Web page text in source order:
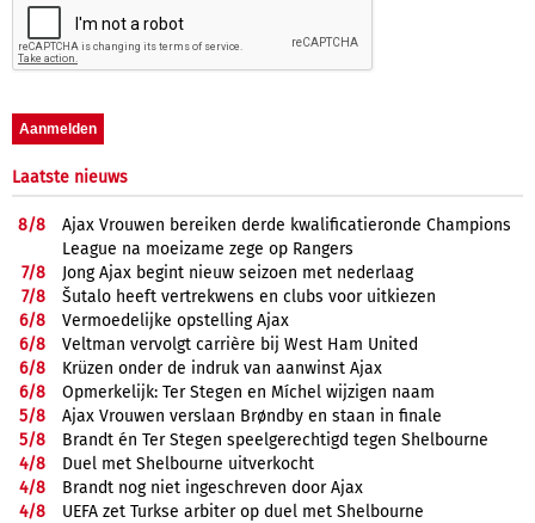
Laatste nieuws
8/8
Ajax Vrouwen bereiken derde kwalificatieronde Champions
League na moeizame zege op Rangers
7/8
Jong Ajax begint nieuw seizoen met nederlaag
7/8
Šutalo heeft vertrekwens en clubs voor uitkiezen
6/8
Vermoedelijke opstelling Ajax
6/8
Veltman vervolgt carrière bij West Ham United
6/8
Krüzen onder de indruk van aanwinst Ajax
6/8
Opmerkelijk: Ter Stegen en Míchel wijzigen naam
5/8
Ajax Vrouwen verslaan Brøndby en staan in finale
5/8
Brandt én Ter Stegen speelgerechtigd tegen Shelbourne
4/8
Duel met Shelbourne uitverkocht
4/8
Brandt nog niet ingeschreven door Ajax
4/8
UEFA zet Turkse arbiter op duel met Shelbourne